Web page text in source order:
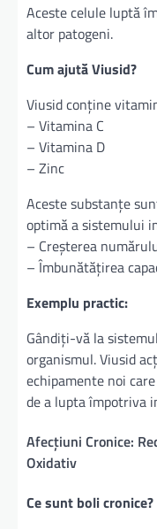
Aceste celule luptă
altor patogeni.
Cum ajută Viusid?
Viusid conține
– Vitamina C
– Vitamina D
– Zinc
Aceste substanțe
optimă a sistemului
– Creșterea
– Îmbunătățirea
Exemplu practic:
Gândiți-vă la
organismul. Viusid
echipamente noi
de a lupta împotriva
Afecțiuni Cronice:
Oxidativ
Ce sunt boli cronice?